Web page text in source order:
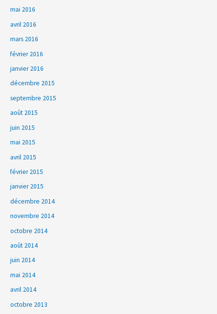
mai 2016
avril 2016
mars 2016
février 2016
janvier 2016
décembre 2015
septembre 2015
août 2015
juin 2015
mai 2015
avril 2015
février 2015
janvier 2015
décembre 2014
novembre 2014
octobre 2014
août 2014
juin 2014
mai 2014
avril 2014
octobre 2013